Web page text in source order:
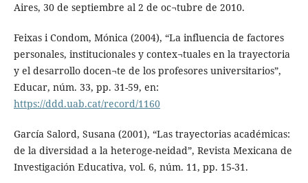
Aires, 30 de septiembre al 2 de oc¬tubre de 2010.
Feixas i Condom, Mónica (2004), “La influencia de factores
personales, institucionales y contex¬tuales en la trayectoria
y el desarrollo docen¬te de los profesores universitarios”,
Educar, núm. 33, pp. 31-59, en:
https://ddd.uab.cat/record/1160
García Salord, Susana (2001), “Las trayectorias académicas:
de la diversidad a la heteroge-neidad”, Revista Mexicana de
Investigación Educativa, vol. 6, núm. 11, pp. 15-31.